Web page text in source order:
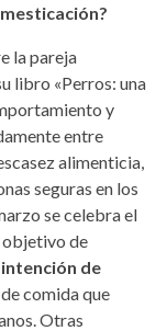
la pareja
libro «Perros: una
y
entre
alimenticia,
seguras en los
se celebra el
objetivo de
de
comida que
Otras